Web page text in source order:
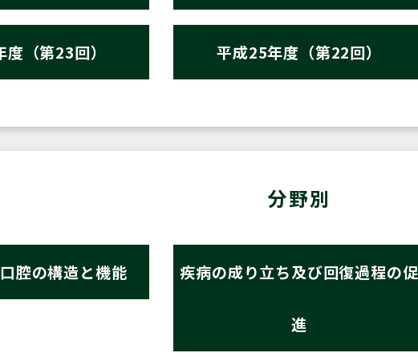
（第23回） 平成25年度（第22回）
分野別
腔の構造と機能 疾病の成り立ち及び回復過程の促
進